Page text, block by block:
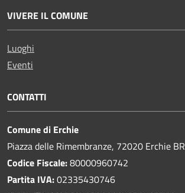
VIVERE IL COMUNE
Luoghi
Eventi
CONTATTI
Comune di Erchie
Piazza delle Rimembranze, 72020 Erchie BR
Codice Fiscale:80000960742
Partita IVA:02335430746